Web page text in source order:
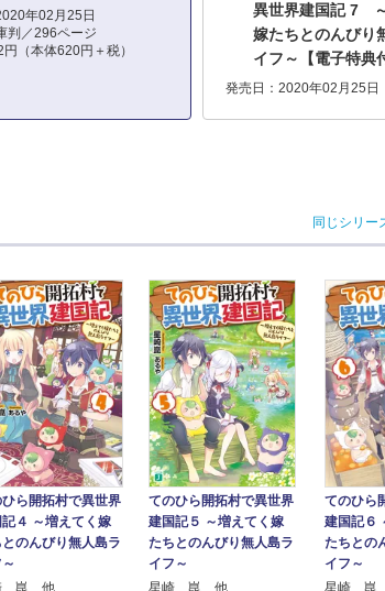
年02月25日
判／296ページ
（本体620円＋税）
異世界建国記 7
嫁たちとのんびり
イフ～【電子特典
発売日：2020年02月25日
同じシリー
ら開拓村で異世界
４ ～増えてく嫁
のんびり無人島ラ
崑 他
てのひら開拓村で異世界
建国記５ ～増えてく嫁
たちとのんびり無人島ラ
イフ～
てのひら
建国記６
たちとの
イフ～
星崎 崑